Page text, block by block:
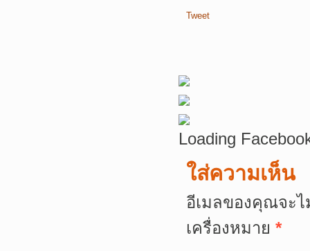
Tweet
Loading
ใส่ความเห็น
อีเมลของคุณจะ
เครื่องหมาย *